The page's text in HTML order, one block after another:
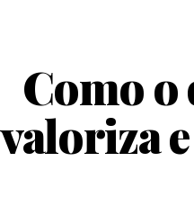
Como
valoriza